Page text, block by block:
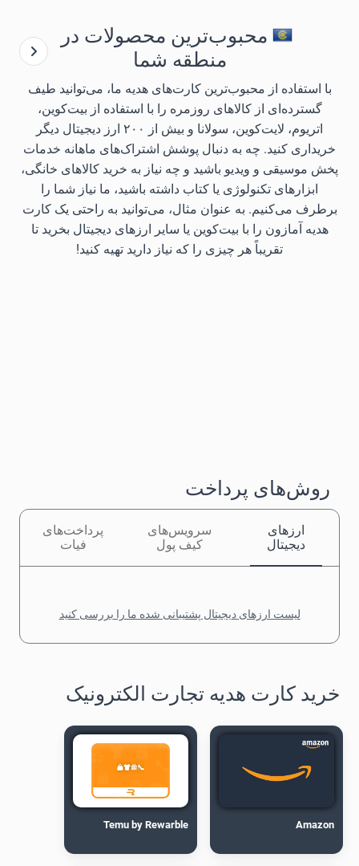
محبوب‌ترین محصولات در
منطقه شما
با استفاده از محبوب‌ترین کارت‌های هدیه ما، می‌توانید طیف
گسترده‌ای از کالاهای روزمره را با استفاده از بیت‌کوین،
اتریوم، لایت‌کوین، سولانا و بیش از ۲۰۰ ارز دیجیتال دیگر
خریداری کنید. چه به دنبال پوشش اشتراک‌های ماهانه خدمات
پخش موسیقی و ویدیو باشید و چه نیاز به خرید کالاهای خانگی،
ابزارهای تکنولوژی یا کتاب داشته باشید، ما نیاز شما را
برطرف می‌کنیم. به عنوان مثال، می‌توانید به راحتی یک کارت
هدیه آمازون را با بیت‌کوین یا سایر ارزهای دیجیتال بخرید تا
تقریباً هر چیزی را که نیاز دارید تهیه کنید!
روش‌های پرداخت
ارزهای
دیجیتال
سرویس‌های
کیف پول
پرداخت‌های
فیات
لیست ارزهای دیجیتال پشتیبانی شده ما را بررسی کنید
خرید کارت هدیه تجارت الکترونیک
Amazon
Temu by Rewarble